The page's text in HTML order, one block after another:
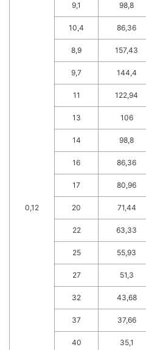
0,12
9,1 98,8
10,4 86,36
8,9 157,43
9,7 144,4
11 122,94
13 106
14 98,8
16 86,36
17 80,96
20 71,44
22 63,33
25 55,93
27 51,3
32 43,68
37 37,66
40 35,1